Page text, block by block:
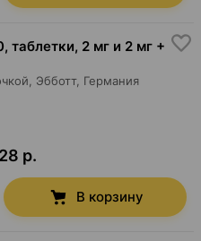
таблетки, 2 мг и 2 мг +
Эбботт, Германия
р.
В корзину